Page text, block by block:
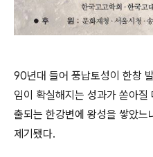
90년대 들어 풍납토성이 한창
임이 확실해지는 성과가 쏟아
출되는 한강변에 왕성을 쌓았느
제기됐다.